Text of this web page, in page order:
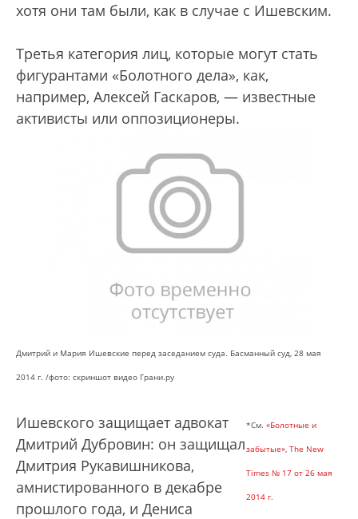
хотя они там были, как в случае с Ишевским.
Третья категория лиц, которые могут стать
фигурантами «Болотного дела», как,
например, Алексей Гаскаров, — известные
активисты или оппозиционеры.
Дмитрий и Мария Ишевские перед заседанием суда. Басманный суд, 28 мая
2014 г. /фото: скриншот видео Грани.ру
*См. «Болотные и
забытые», The New
Times № 17 от 26 мая
2014 г.
Ишевского защищает адвокат
Дмитрий Дубровин: он защищал
Дмитрия Рукавишникова,
амнистированного в декабре
прошлого года, и Дениса